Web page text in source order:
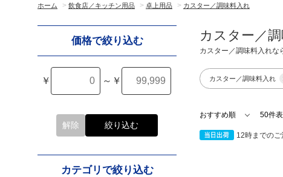
ホーム > 飲食店／キッチン用品 > 卓上用品 > カスター／調味料入れ
価格で絞り込む
￥ ～ ￥
解除 絞り込む
カテゴリで絞り込む
カスター／
カスター／調味料入れな
カスター／調味料入れ
12時までの